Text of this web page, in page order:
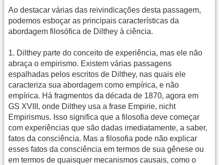
Ao destacar várias das reivindicações desta passagem,
podemos esboçar as principais características da
abordagem filosófica de Dilthey à ciência.
1. Dilthey parte do conceito de experiência, mas ele não
abraça o empirismo. Existem várias passagens
espalhadas pelos escritos de Dilthey, nas quais ele
caracteriza sua abordagem como empírica, e não
empírica. Há fragmentos da década de 1870, agora em
GS XVIII, onde Dilthey usa a frase Empirie, nicht
Empirismus. Isso significa que a filosofia deve começar
com experiências que são dadas imediatamente, a saber,
fatos da consciência. Mas a filosofia pode não explicar
esses fatos da consciência em termos de sua gênese ou
em termos de quaisquer mecanismos causais, como o